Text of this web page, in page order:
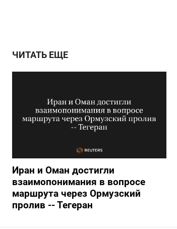
ЧИТАТЬ ЕЩЕ
Иран и Оман достигли
взаимопонимания в вопросе
маршрута через Ормузский
пролив -- Тегеран